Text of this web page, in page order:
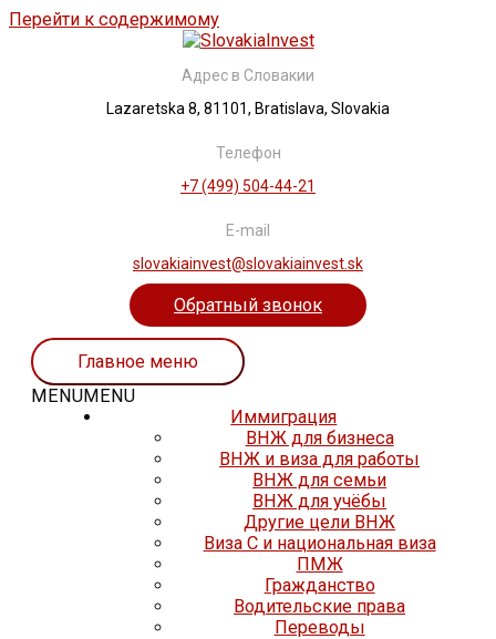
Перейти к содержимому
Адрес в Словакии
Lazaretska 8, 81101, Bratislava, Slovakia
Телефон
+7 (499) 504-44-21
E-mail
slovakiainvest@slovakiainvest.sk
Обратный звонок
Главное меню
MENUMENU
Иммиграция
ВНЖ для бизнеса
ВНЖ и виза для работы
ВНЖ для семьи
ВНЖ для учёбы
Другие цели ВНЖ
Виза C и национальная виза
ПМЖ
Гражданство
Водительские права
Переводы